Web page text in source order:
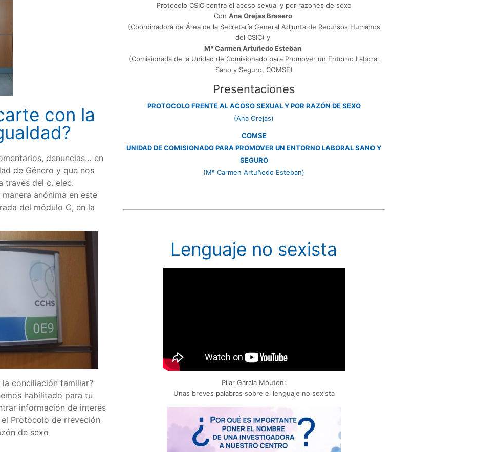
con la
denuncias… en
de Género y que nos
través del c. elec.
anónima en este
del módulo C, en la
conciliación familiar?
habilitado para tu
información de interés
Protocolo de rreveción
de sexo
Protocolo CSIC contra el acoso sexual y por razones de sexo
Con Ana Orejas Brasero
(Coordinadora de Área de la Secretaría General Adjunta de Recursos Humanos
del CSIC) y
Mª Carmen Artuñedo Esteban
(Comisionada de la Unidad de Comisionado para Promover un Entorno Laboral
Sano y Seguro, COMSE)
Presentaciones
PROTOCOLO FRENTE AL ACOSO SEXUAL Y POR RAZÓN DE SEXO
(Ana Orejas)
COMSE
UNIDAD DE COMISIONADO PARA PROMOVER UN ENTORNO LABORAL SANO Y
SEGURO
(Mª Carmen Artuñedo Esteban)
Lenguaje no sexista
Pilar García Mouton:
Unas breves palabras sobre el lenguaje no sexista